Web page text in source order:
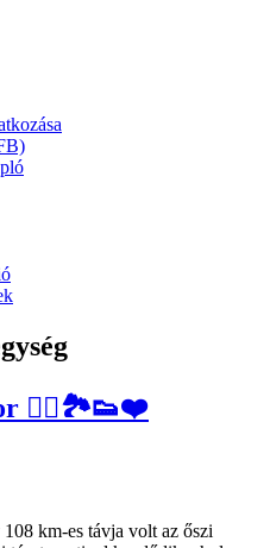
🏃‍♀️🏞👟❤️
km-es távja volt az őszi